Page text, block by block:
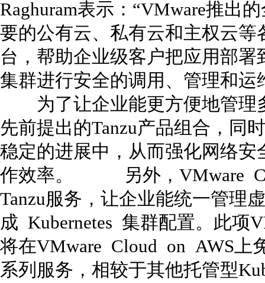
Raghuram表示：“VMware推出
要的公有云、私有云和主权云
台，帮助企业级客户把应用部
集群进行安全的调用、管理和
为了让企业能更方便地管理
先前提出的Tanzu产品组合，同
稳定的进展中，从而强化网络
作效率。 另外，VMware
Tanzu服务，让企业能统一管理
成 Kubernetes 集群配置。此项
将在VMware Cloud on AWS上
系列服务，相较于其他托管型